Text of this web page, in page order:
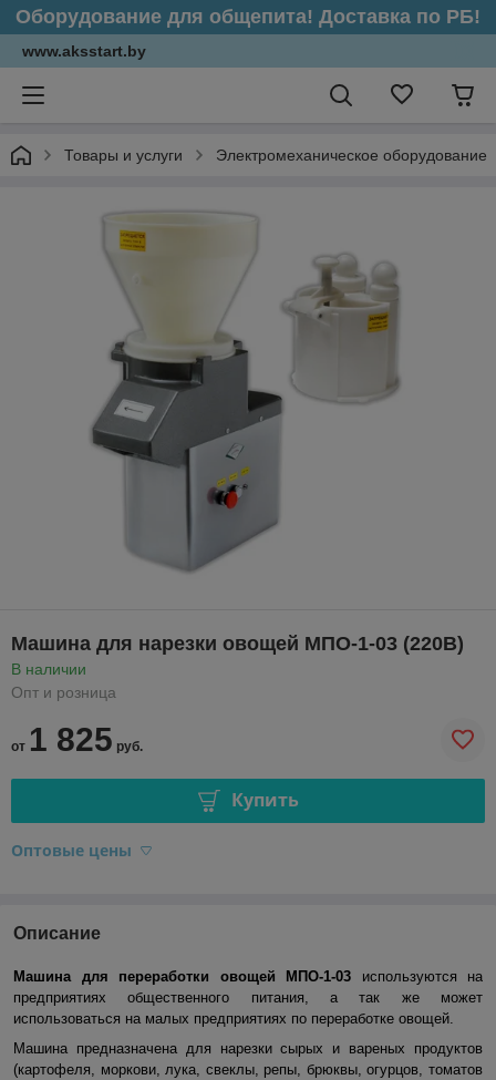
Оборудование для общепита! Доставка по РБ!
www.aksstart.by
Товары и услуги Электромеханическое оборудование
Машина для нарезки овощей МПО-1-03 (220В)
В наличии
Опт и розница
от 1 825 руб.
Купить
Оптовые цены
Описание
Машина для переработки овощей МПО-1-03 используются на
предприятиях общественного питания, а так же может
использоваться на малых предприятиях по переработке овощей.
Машина предназначена для нарезки сырых и вареных продуктов
(картофеля, моркови, лука, свеклы, репы, брюквы, огурцов, томатов